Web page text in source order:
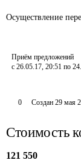
Осуществление
Приём предложений
с 26.05.17, 20:51 по
0 Создан 29 мая
Стоимость
121 550